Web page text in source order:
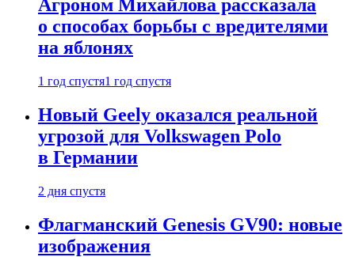
Агроном Михайлова рассказала
о способах борьбы с вредителями
на яблонях
1 год спустя1 год спустя
Новый Geely оказался реальной
угрозой для Volkswagen Polo
в Германии
2 дня спустя
Флагманский Genesis GV90: новые
изображения